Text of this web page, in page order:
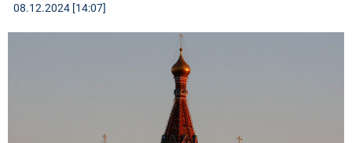
08.12.2024 [14:07]